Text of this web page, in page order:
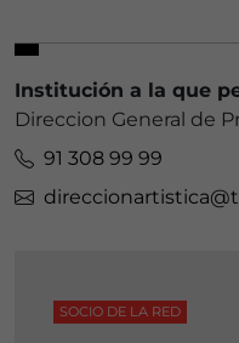
Institución a la que
Direccion General de
91 308 99 99
SOCIO DE LA RED